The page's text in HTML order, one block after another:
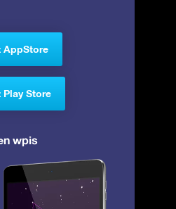
AppStore
Play Store
wpis